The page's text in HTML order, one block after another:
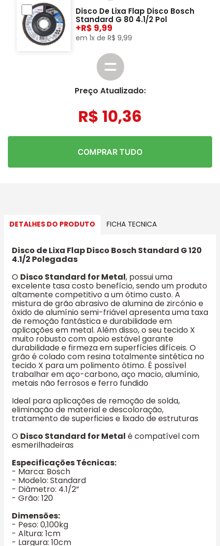
Disco De Lixa Flap Disco Bosch
Standard G 80 4.1/2 Pol
+ 9,99
em 1x de R$ 9,99
Preço Atualizado:
R$ 10,36
COMPRAR TUDO
DETALHES DO PRODUTO FICHA TECNICA
Disco de Lixa Flap Disco Bosch Standard G 120
4.1/2 Polegadas
O Disco Standard for Metal, possui uma
excelente tasa costo benefício, sendo um produto
altamente competitivo a um ótimo custo. A
mistura de grão abrasivo de alumina de zircónio e
óxido de alumínio semi-friável apresenta uma taxa
de remoção fantástica e durabilidade em
aplicações em metal. Além disso, o seu tecido X
muito robusto com apoio estável garante
durabilidade e firmeza em superfícies difíceis. O
grão é colado com resina totalmente sintética no
tecido X para um polimento ótimo. É possível
trabalhar em aço-carbono, aço macio, alumínio,
metais não ferrosos e ferro fundido
Ideal para aplicações de remoção de solda,
eliminação de material e descoloração,
tratamento de superficies e lixado de estruturas
O Disco Standard for Metal é compatível com
esmerilhadeiras
Especificações Técnicas:
- Marca: Bosch
- Modelo: Standard
- Diâmetro: 4.1/2”
- Grão: 120
Dimensões:
- Peso: 0,100kg
- Altura: 1cm
- Largura: 10cm